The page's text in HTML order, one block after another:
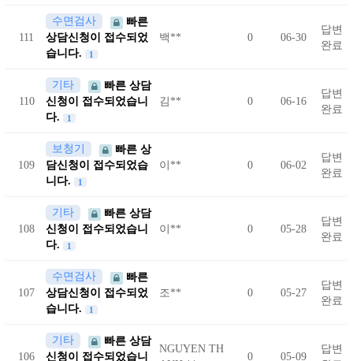
111
수면검사
빠른
상담신청이 접수되었
습니다.
1
백** 0 06-30
답변
완료
110
기타
빠른 상담
신청이 접수되었습니
다.
1
김** 0 06-16
답변
완료
109
보청기
빠른 상
담신청이 접수되었습
니다.
1
이** 0 06-02
답변
완료
108
기타
빠른 상담
신청이 접수되었습니
다.
1
이** 0 05-28
답변
완료
107
수면검사
빠른
상담신청이 접수되었
습니다.
1
조** 0 05-27
답변
완료
106
기타
빠른 상담
신청이 접수되었습니
NGUYEN TH
0 05-09
답변